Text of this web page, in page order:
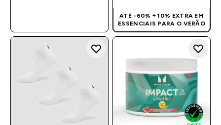
ATÉ -60% + 10% EXTRA EM
ESSENCIAIS PARA O VERÃO